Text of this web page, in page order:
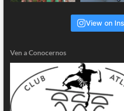
View on
Ven a Conocernos